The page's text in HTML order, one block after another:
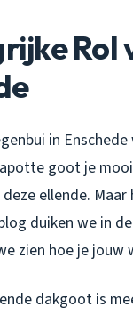
in
goot je
ellende.
duiken we in
zien hoe je
dakgoot is